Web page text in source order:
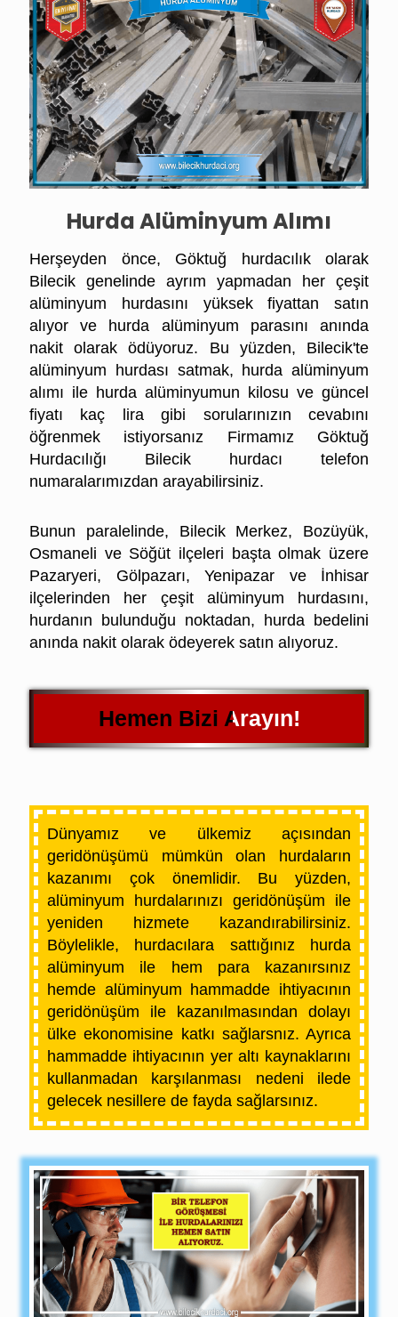
Hurda Alüminyum Alımı
Herşeyden önce, Göktuğ hurdacılık olarak
Bilecik genelinde ayrım yapmadan her çeşit
alüminyum hurdasını yüksek fiyattan satın
alıyor ve hurda alüminyum parasını anında
nakit olarak ödüyoruz. Bu yüzden, Bilecik'te
alüminyum hurdası satmak, hurda alüminyum
alımı ile hurda alüminyumun kilosu ve güncel
fiyatı kaç lira gibi sorularınızın cevabını
öğrenmek istiyorsanız Firmamız Göktuğ
Hurdacılığı Bilecik hurdacı telefon
numaralarımızdan arayabilirsiniz.
Bunun paralelinde, Bilecik Merkez, Bozüyük,
Osmaneli ve Söğüt ilçeleri başta olmak üzere
Pazaryeri, Gölpazarı, Yenipazar ve İnhisar
ilçelerinden her çeşit alüminyum hurdasını,
hurdanın bulunduğu noktadan, hurda bedelini
anında nakit olarak ödeyerek satın alıyoruz.
Hemen Bizi Arayın!
Dünyamız ve ülkemiz açısından
geridönüşümü mümkün olan hurdaların
kazanımı çok önemlidir.
Bu yüzden,
alüminyum hurdalarınızı geridönüşüm ile
yeniden hizmete kazandırabilirsiniz.
Böylelikle, hurdacılara sattığınız hurda
alüminyum ile hem para kazanırsınız
hemde alüminyum hammadde ihtiyacının
geridönüşüm ile kazanılmasından dolayı
ülke ekonomisine katkı sağlarsnız. Ayrıca
hammadde ihtiyacının yer altı kaynaklarını
kullanmadan karşılanması nedeni ilede
gelecek nesillere de fayda sağlarsınız.